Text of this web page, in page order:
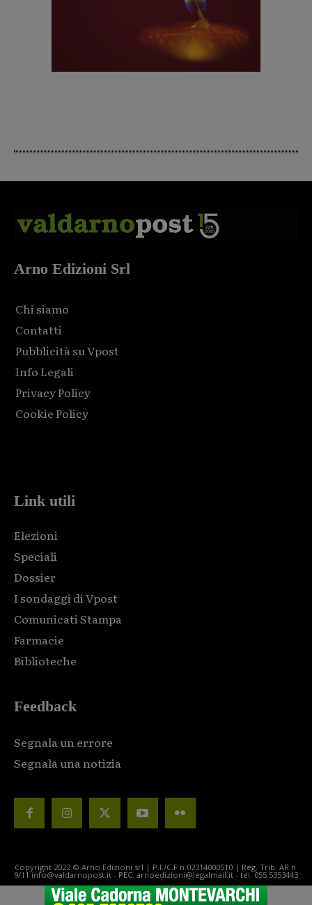
Arno Edizioni Srl
Chi siamo
Contatti
Pubblicità su Vpost
Info Legali
Privacy Policy
Cookie Policy
Link utili
Elezioni
Speciali
Dossier
I sondaggi di Vpost
Comunicati Stampa
Farmacie
Biblioteche
Feedback
Segnala un errore
Segnala una notizia
Copyright 2022 © Arno Edizioni srl | P.I./C.F n.02314000510 | Reg. Trib. AR n.
9/11 info@valdarnopost.it - PEC: arnoedizioni@legalmail.it - tel. 055.5353443